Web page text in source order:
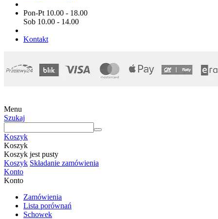
Pon-Pt 10.00 - 18.00
Sob 10.00 - 14.00
Kontakt
Menu
Szukaj
Koszyk
Koszyk
Koszyk jest pusty
Koszyk Składanie zamówienia
Konto
Konto
Zamówienia
Lista porównań
Schowek